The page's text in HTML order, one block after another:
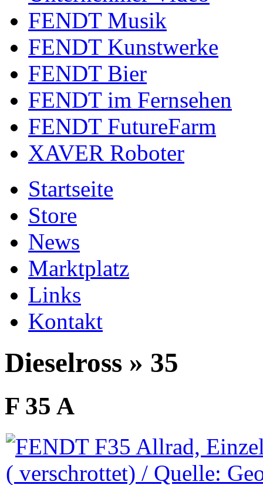
FENDT Musik
FENDT Kunstwerke
FENDT Bier
FENDT im Fernsehen
FENDT FutureFarm
XAVER Roboter
Startseite
Store
News
Marktplatz
Links
Kontakt
Dieselross » 35
F 35 A